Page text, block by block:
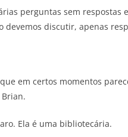
perguntas sem respostas
devemos discutir, apenas
em certos momentos
Ela é uma bibliotecária.